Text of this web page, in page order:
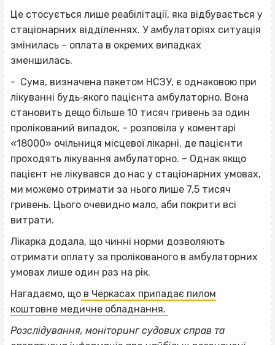
Це стосується лише реабілітації, яка відбувається у
стаціонарних відділеннях. У амбулаторіях ситуація
змінилась – оплата в окремих випадках
зменшилась.
- Сума, визначена пакетом НСЗУ, є однаковою при
лікуванні будь‐якого пацієнта амбулаторно. Вона
становить дещо більше 10 тисяч гривень за один
пролікований випадок, – розповіла у коментарі
«18000» очільниця місцевої лікарні, де пацієнти
проходять лікування амбулаторно. – Однак якщо
пацієнт не лікувався до нас у стаціонарних умовах,
ми можемо отримати за нього лише 7,5 тисяч
гривень. Цього очевидно мало, аби покрити всі
витрати.
Лікарка додала, що чинні норми дозволяють
отримати оплату за пролікованого в амбулаторних
умовах лише один раз на рік.
Нагадаємо, що в Черкасах припадає пилом
коштовне медичне обладнання.
Розслідування, моніторинг судових справ та